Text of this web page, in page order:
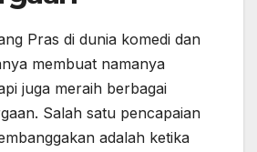
Pras di dunia komedi dan
membuat namanya
juga meraih berbagai
Salah satu pencapaian
adalah ketika